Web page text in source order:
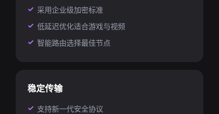
采用企业级加密标准
低延迟优化适合游戏与视频
智能路由选择最佳节点
稳定传输
支持新一代安全协议